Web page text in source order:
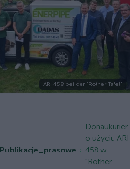
ARI 458 bei der "Rother Tafel"
Publikacje_prasowe
Donaukurier
o użyciu ARI
458 w
"Rother